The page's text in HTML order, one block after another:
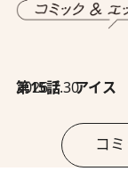
2026.7.30
第15話 アイス
コ